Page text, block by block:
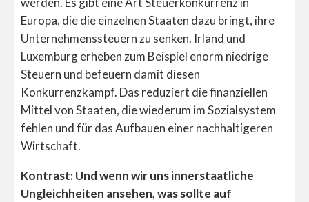
Europa, die die einzelnen Staaten dazu bringt, ihre
Unternehmenssteuern zu senken. Irland und
Luxemburg erheben zum Beispiel enorm niedrige
Steuern und befeuern damit diesen
Konkurrenzkampf. Das reduziert die finanziellen
Mittel von Staaten, die wiederum im Sozialsystem
fehlen und für das Aufbauen einer nachhaltigeren
Wirtschaft.
Kontrast: Und wenn wir uns innerstaatliche
Ungleichheiten ansehen, was sollte auf